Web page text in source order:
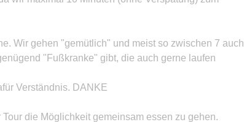
Wir gehen "gemütlich" und meist so zwischen 7 auch
"Fußkranke" gibt, die auch gerne laufen
Verständnis. DANKE
die Möglichkeit gemeinsam essen zu gehen.